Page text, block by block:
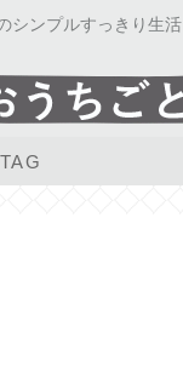
シンプルすっきり生活
TAG